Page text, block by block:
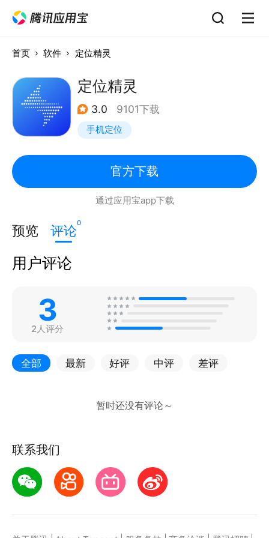
首页 软件 定位精灵
定位精灵
3.0 9101下载
手机定位
官方下载
通过应用宝app下载
预览 评论0
用户评论
3
2人评分
全部 最新 好评 中评 差评
联系我们